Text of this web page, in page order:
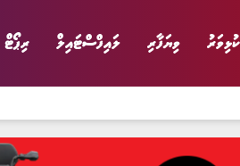
ކުޅިވަރު ވިޔަފާރި ލައިފްސްޓައިލް ރިޕޯޓް
ވާހަކަ ވިޔަފާރި